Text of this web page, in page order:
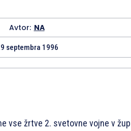
Avtor: NA
septembra 1996
vse žrtve 2. svetovne vojne v